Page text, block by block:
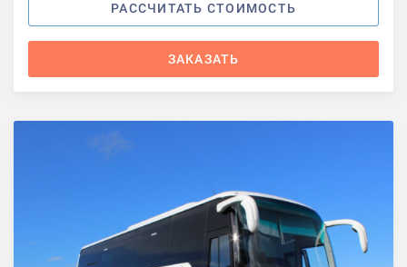
РАССЧИТАТЬ СТОИМОСТЬ
ЗАКАЗАТЬ